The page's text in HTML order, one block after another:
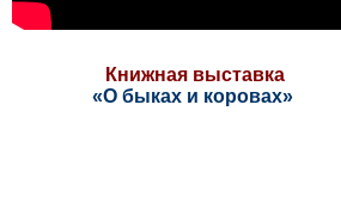
Книжная выставка
«О быках и коровах»